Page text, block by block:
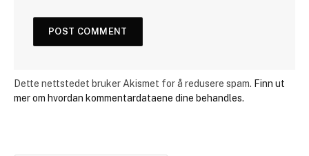
Dette nettstedet bruker Akismet for å redusere spam. Finn ut
mer om hvordan kommentardataene dine behandles.